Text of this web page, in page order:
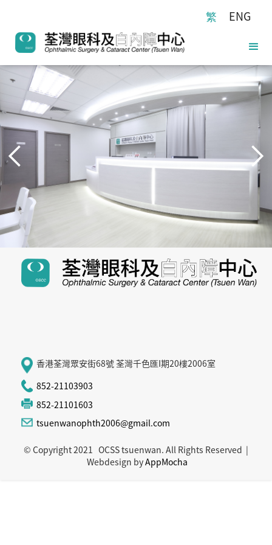
ENG
繁
香港荃灣眾安街68號 荃灣千色匯I期20樓2006室
852-21103903
852-21101603
tsuenwanophth2006@gmail.com
© Copyright 2021 OCSS tsuenwan. All Rights Reserved |
Webdesign byAppMocha